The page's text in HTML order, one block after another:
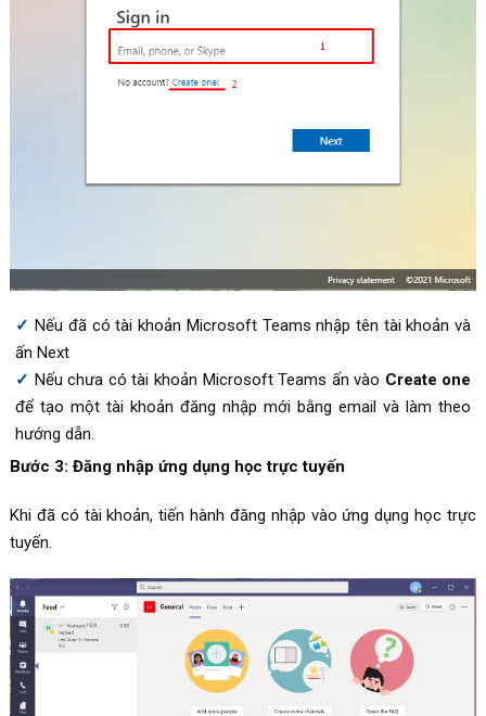
Nếu đã có tài khoản Microsoft Teams nhập tên tài khoản và
ấn Next
Nếu chưa có tài khoản Microsoft Teams ấn vào Create one
để tạo một tài khoản đăng nhập mới bằng email và làm theo
hướng dẫn.
Bước 3: Đăng nhập ứng dụng học trực tuyến
Khi đã có tài khoản, tiến hành đăng nhập vào ứng dụng học trực
tuyến.